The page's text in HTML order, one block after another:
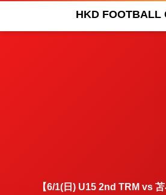
HKD FOOTBALL
【6/1(日) U15 2nd TRM vs